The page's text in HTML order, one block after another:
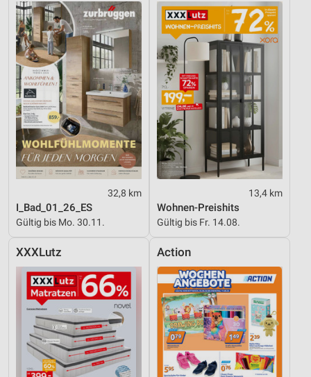
32,8 km
I_Bad_01_26_ES
Gültig bis Mo. 30.11.
13,4 km
Wohnen-Preishits
Gültig bis Fr. 14.08.
XXXLutz Action